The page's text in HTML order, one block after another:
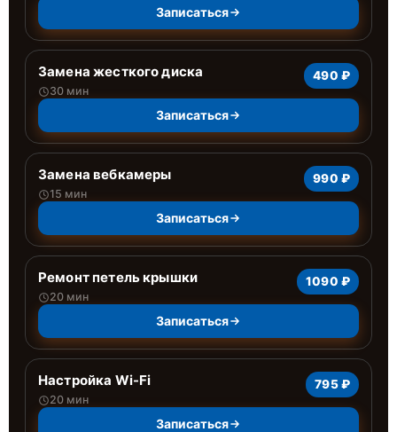
Записаться
Замена жесткого диска
30 мин
490 ₽
Записаться
Замена вебкамеры
15 мин
990 ₽
Записаться
Ремонт петель крышки
20 мин
1090 ₽
Записаться
Настройка Wi-Fi
20 мин
795 ₽
Записаться